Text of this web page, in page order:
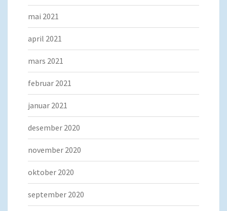
mai 2021
april 2021
mars 2021
februar 2021
januar 2021
desember 2020
november 2020
oktober 2020
september 2020